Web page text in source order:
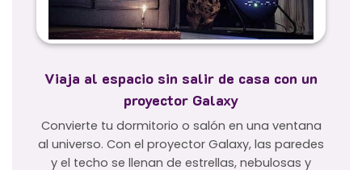
Viaja al espacio sin salir de casa con un
proyector Galaxy
Convierte tu dormitorio o salón en una ventana
al universo. Con el proyector Galaxy, las paredes
y el techo se llenan de estrellas, nebulosas y